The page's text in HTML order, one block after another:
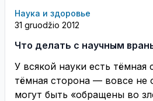
Наука и здоровье
31 gruodžio 2012
Что делать с научным
У всякой науки есть тёмная
тёмная сторона — вовсе не
могут быть «обращены во